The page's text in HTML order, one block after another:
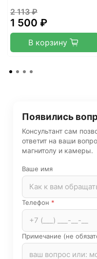
2 113 ₽
1 500 ₽
В корзину
Появились
Консультант сам
ответит на ваши
магнитолу и камеры.
Ваше имя
Телефон *
Примечание (не